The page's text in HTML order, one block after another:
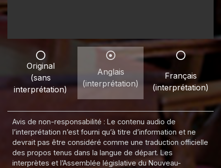
Original
(sans
interprétation)
Anglais
(interprétation)
Français
(interprétation)
Avis de non-responsabilité : Le contenu audio de
l’interprétation n’est fourni qu’à titre d’information et ne
devrait pas être considéré comme une traduction officielle
des propos tenus dans la langue de départ. Les
interprètes et l’Assemblée législative du Nouveau-